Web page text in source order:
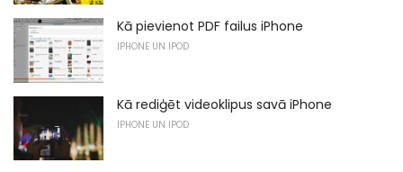
Kā pievienot PDF failus iPhone
IPHONE UN IPOD
Kā rediģēt videoklipus savā iPhone
IPHONE UN IPOD